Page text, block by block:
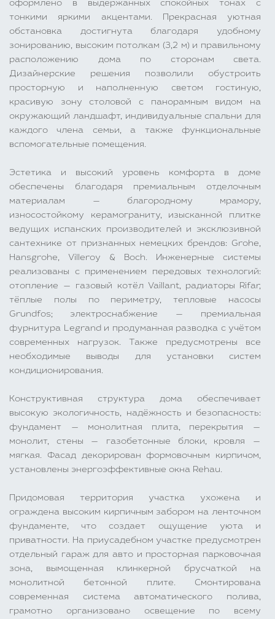
оформлено в выдержанных спокойных тонах с
тонкими яркими акцентами. Прекрасная уютная
обстановка достигнута благодаря удобному
зонированию, высоким потолкам (3,2 м) и правильному
расположению дома по сторонам света.
Дизайнерские решения позволили обустроить
просторную и наполненную светом гостиную,
красивую зону столовой с панорамным видом на
окружающий ландшафт, индивидуальные спальни для
каждого члена семьи, а также функциональные
вспомогательные помещения.
Эстетика и высокий уровень комфорта в доме
обеспечены благодаря премиальным отделочным
материалам — благородному мрамору,
износостойкому керамограниту, изысканной плитке
ведущих испанских производителей и эксклюзивной
сантехнике от признанных немецких брендов: Grohe,
Hansgrohe, Villeroy & Boch. Инженерные системы
реализованы с применением передовых технологий:
отопление — газовый котёл Vaillant, радиаторы Rifar,
тёплые полы по периметру, тепловые насосы
Grundfos; электроснабжение — премиальная
фурнитура Legrand и продуманная разводка с учётом
современных нагрузок. Также предусмотрены все
необходимые выводы для установки систем
кондиционирования.
Конструктивная структура дома обеспечивает
высокую экологичность, надёжность и безопасность:
фундамент — монолитная плита, перекрытия —
монолит, стены — газобетонные блоки, кровля —
мягкая. Фасад декорирован формовочным кирпичом,
установлены энергоэффективные окна Rehau.
Придомовая территория участка ухожена и
ограждена высоким кирпичным забором на ленточном
фундаменте, что создает ощущение уюта и
приватности. На приусадебном участке предусмотрен
отдельный гараж для авто и просторная парковочная
зона, вымощенная клинкерной брусчаткой на
монолитной бетонной плите. Смонтирована
современная система автоматического полива,
грамотно организовано освещение по всему